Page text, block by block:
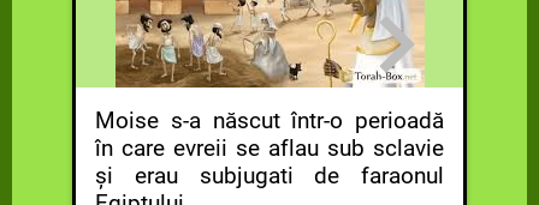
Moise s-a născut într-o perioadă
în care evreii se aflau sub sclavie
și erau subjugati de faraonul